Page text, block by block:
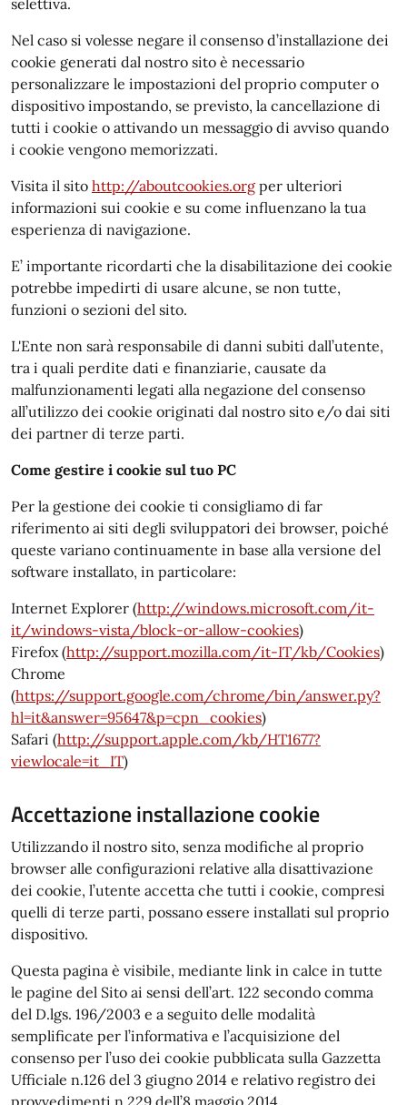
Nel caso si volesse negare il consenso d’installazione dei
cookie generati dal nostro sito è necessario
personalizzare le impostazioni del proprio computer o
dispositivo impostando, se previsto, la cancellazione di
tutti i cookie o attivando un messaggio di avviso quando
i cookie vengono memorizzati.
Visita il sito http://aboutcookies.org per ulteriori
informazioni sui cookie e su come influenzano la tua
esperienza di navigazione.
E’ importante ricordarti che la disabilitazione dei cookie
potrebbe impedirti di usare alcune, se non tutte,
funzioni o sezioni del sito.
L'Ente non sarà responsabile di danni subiti dall’utente,
tra i quali perdite dati e finanziarie, causate da
malfunzionamenti legati alla negazione del consenso
all’utilizzo dei cookie originati dal nostro sito e/o dai siti
dei partner di terze parti.
Come gestire i cookie sul tuo PC
Per la gestione dei cookie ti consigliamo di far
riferimento ai siti degli sviluppatori dei browser, poiché
queste variano continuamente in base alla versione del
software installato, in particolare:
Internet Explorer (http://windows.microsoft.com/it-
it/windows-vista/block-or-allow-cookies)
Firefox (http://support.mozilla.com/it-IT/kb/Cookies)
Chrome
(https://support.google.com/chrome/bin/answer.py?
hl=it&answer=95647&p=cpn_cookies)
Safari (http://support.apple.com/kb/HT1677?
viewlocale=it_IT)
Accettazione installazione cookie
Utilizzando il nostro sito, senza modifiche al proprio
browser alle configurazioni relative alla disattivazione
dei cookie, l’utente accetta che tutti i cookie, compresi
quelli di terze parti, possano essere installati sul proprio
dispositivo.
Questa pagina è visibile, mediante link in calce in tutte
le pagine del Sito ai sensi dell’art. 122 secondo comma
del D.lgs. 196/2003 e a seguito delle modalità
semplificate per l’informativa e l’acquisizione del
consenso per l’uso dei cookie pubblicata sulla Gazzetta
Ufficiale n.126 del 3 giugno 2014 e relativo registro dei
provvedimenti n.229 dell’8 maggio 2014.